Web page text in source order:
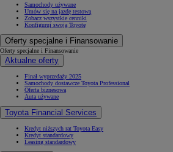
Samochody używane
Umów się na jazdę testową
Zobacz wszystkie cenniki
Konfiguruj swoją Toyotę
Oferty specjalne i Finansowanie
Oferty specjalne i Finansowanie
Aktualne oferty
Finał wyprzedaży 2025
Samochody dostawcze Toyota Professional
Oferta biznesowa
Auta używane
Toyota Financial Services
Kredyt niższych rat Toyota Easy
Kredyt standardowy
Leasing standardowy